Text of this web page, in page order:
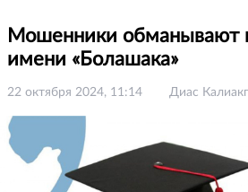
Мошенники обманывают
имени «Болашака»
22 октября 2024, 11:14 Диас